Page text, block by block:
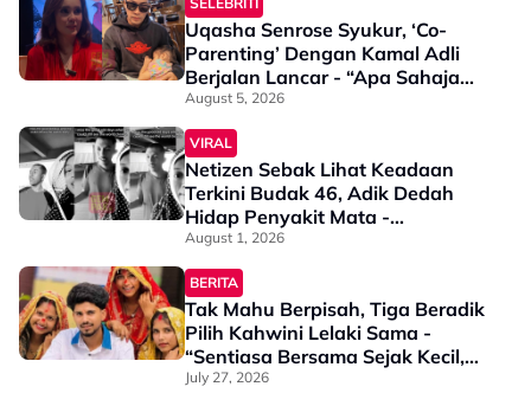
Uqasha Senrose Syukur, ‘Co-
Parenting’ Dengan Kamal Adli
Berjalan Lancar - “Apa Sahaja
Untuk Uqaira, Kami Cuba Yang
Terbaik”
August 5, 2026
VIRAL
Netizen Sebak Lihat Keadaan
Terkini Budak 46, Adik Dedah
Hidap Penyakit Mata -
“Penglihatan Dia Memang Slowly
Makin Tak Nampak…”
August 1, 2026
BERITA
Tak Mahu Berpisah, Tiga Beradik
Pilih Kahwini Lelaki Sama -
“Sentiasa Bersama Sejak Kecil,
Tak Dapat Bayangkan Hidup
July 27, 2026